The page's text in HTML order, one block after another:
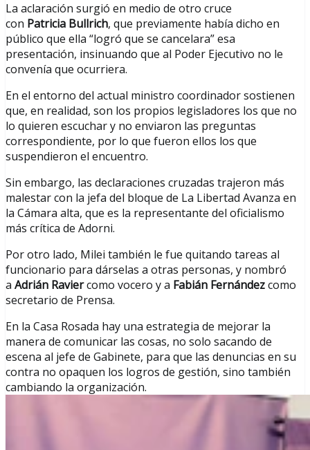
La aclaración surgió en medio de otro cruce
con Patricia Bullrich, que previamente había dicho en
público que ella “logró que se cancelara” esa
presentación, insinuando que al Poder Ejecutivo no le
convenía que ocurriera.
En el entorno del actual ministro coordinador sostienen
que, en realidad, son los propios legisladores los que no
lo quieren escuchar y no enviaron las preguntas
correspondiente, por lo que fueron ellos los que
suspendieron el encuentro.
Sin embargo, las declaraciones cruzadas trajeron más
malestar con la jefa del bloque de La Libertad Avanza en
la Cámara alta, que es la representante del oficialismo
más crítica de Adorni.
Por otro lado, Milei también le fue quitando tareas al
funcionario para dárselas a otras personas, y nombró
a Adrián Raviercomo vocero y a Fabián Fernándezcomo
secretario de Prensa.
En la Casa Rosada hay una estrategia de mejorar la
manera de comunicar las cosas, no solo sacando de
escena al jefe de Gabinete, para que las denuncias en su
contra no opaquen los logros de gestión, sino también
cambiando la organización.